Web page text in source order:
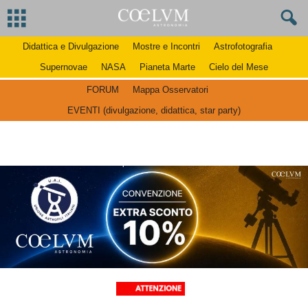
Didattica e Divulgazione Mostre e Incontri
Astrofotografia
Supernovae
NASA Pianeta Marte Cielo del Mese
FORUM
Mappa Osservatori
EVENTI (divulgazione, didattica, star party)